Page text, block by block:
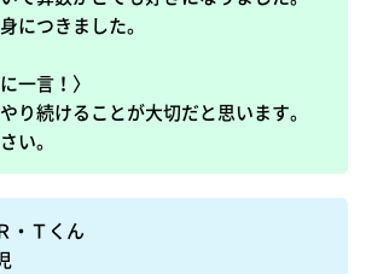
につきました。
一言！〉
り続けることが大切だと思います。
い。
・Ｔくん